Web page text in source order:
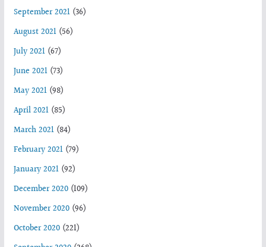
September 2021(36)
August 2021(56)
July 2021(67)
June 2021(73)
May 2021(98)
April 2021(85)
March 2021(84)
February 2021(79)
January 2021(92)
December 2020(109)
November 2020(96)
October 2020(221)